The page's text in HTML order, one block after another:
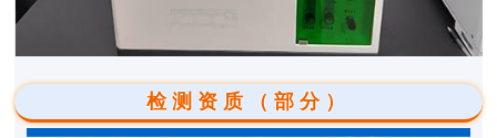
检测资质（部分）